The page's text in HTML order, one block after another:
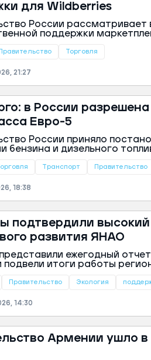
для Wildberries
России рассматривает
поддержки
В кабмине создана
работающим на
Правительство Торговля
21:27
в России
Евро-5
России приняло
бензина и дизельного
Транспорт Правительство
18:38
подтвердили
развития ЯНАО
ежегодный
подвели итоги работы
Правительство Экология
14:30
Армении ушло в